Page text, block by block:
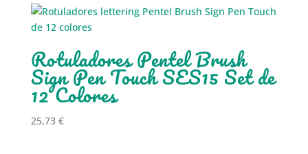
Rotuladores Pentel Brush
Sign Pen Touch SES15 Set de
12 Colores
25,73 €